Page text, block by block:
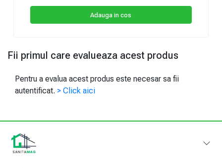
Adauga in cos
Fii primul care evalueaza acest produs
Pentru a evalua acest produs este necesar sa fii
autentificat. > Click aici